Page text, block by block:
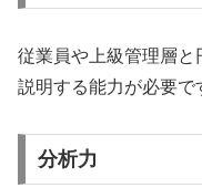
従業員や上級管理層と
説明する能力が必要で
分析力